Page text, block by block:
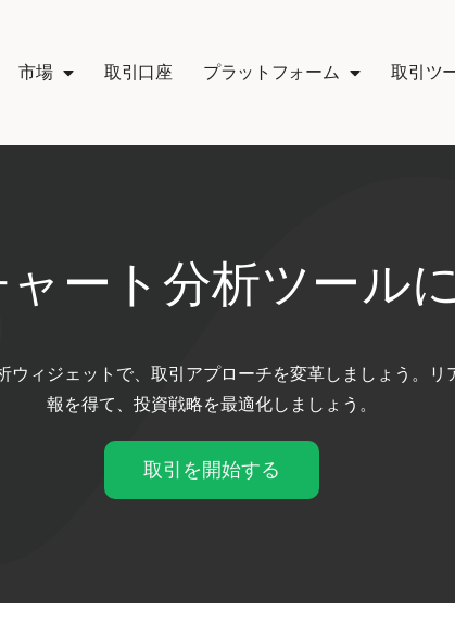
市場 取引口座 プラットフォーム 取引ツ
ート分析ツール
ウィジェットで、取引アプローチを変革しましょう。リ
報を得て、投資戦略を最適化しましょう。
取引を開始する